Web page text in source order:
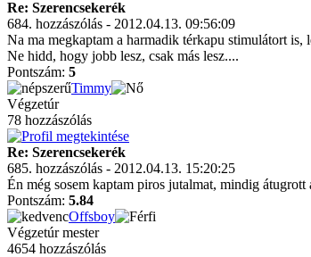
Re: Szerencsekerék
684. hozzászólás - 2012.04.13. 09:56:09
Na ma megkaptam a harmadik térkapu stimulátort is,
Ne hidd, hogy jobb lesz, csak más lesz....
Pontszám: 5
Timmy
Végzetúr
78 hozzászólás
Re: Szerencsekerék
685. hozzászólás - 2012.04.13. 15:20:25
Én még sosem kaptam piros jutalmat, mindig átugrott
Pontszám: 5.84
Offsboy
Végzetúr mester
4654 hozzászólás